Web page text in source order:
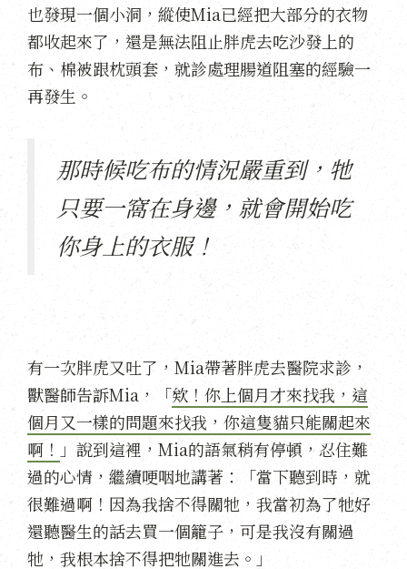
也發現一個小洞，縱使Mia已經把大部分的衣物
都收起來了，還是無法阻止胖虎去吃沙發上的
布、棉被跟枕頭套，就診處理腸道阻塞的經驗一
再發生。
那時候吃布的情況嚴重到，牠
只要一窩在身邊，就會開始吃
你身上的衣服！
有一次胖虎又吐了，Mia帶著胖虎去醫院求診，
獸醫師告訴Mia，「欸！你上個月才來找我，這
個月又一樣的問題來找我，你這隻貓只能關起來
啊！ 」說到這裡，Mia的語氣稍有停頓，忍住難
過的心情，繼續哽咽地講著：「當下聽到時，就
很難過啊！因為我捨不得關牠，我當初為了牠好
還聽醫生的話去買一個籠子，可是我沒有關過
牠，我根本捨不得把牠關進去。」